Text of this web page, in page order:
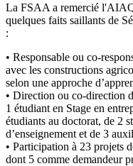
La FSAA a remercié
quelques faits saillants de
:
• Responsable ou co-
avec les constructions
selon une approche
• Direction ou co-direction
1 étudiant en Stage en
étudiants au doctorat, de 2
d’enseignement et de 3
• Participation à 23 projets
dont 5 comme demandeur